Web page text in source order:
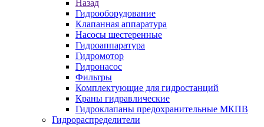
Назад
Гидрооборудование
Клапанная аппаратура
Насосы шестеренные
Гидроаппаратура
Гидромотор
Гидронасос
Фильтры
Комплектующие для гидростанций
Краны гидравлические
Гидроклапаны предохранительные МКПВ
Гидрораспределители